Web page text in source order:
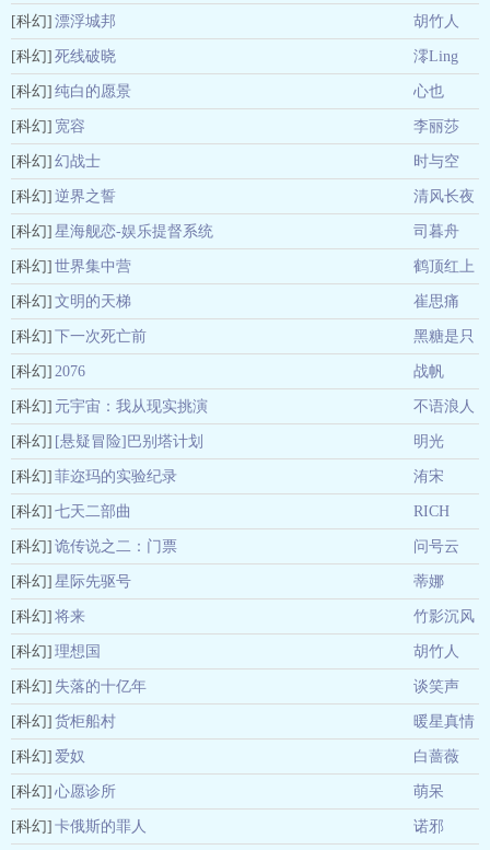
[科幻] 漂浮城邦 胡竹人
[科幻] 死线破晓 澪Ling
[科幻] 纯白的愿景 心也
[科幻] 宽容 李丽莎
[科幻] 幻战士 时与空
[科幻] 逆界之誓 清风长夜
[科幻] 星海舰恋-娱乐提督系统 司暮舟
[科幻] 世界集中营 鹤顶红上
一枝花( )
[科幻] 文明的天梯 崔思痛
[科幻] 下一次死亡前 黑糖是只
猫
[科幻] 2076 战帆
[科幻] 元宇宙：我从现实挑演
员
不语浪人
[科幻] [悬疑冒险]巴别塔计划 明光
[科幻] 菲迩玛的实验纪录 洧宋
[科幻] 七天二部曲 RICH
[科幻] 诡传说之二：门票 问号云
[科幻] 星际先驱号 蒂娜
[科幻] 将来 竹影沉风
[科幻] 理想国 胡竹人
[科幻] 失落的十亿年 谈笑声
[科幻] 货柜船村 暖星真情
人
[科幻] 爱奴 白蔷薇
[科幻] 心愿诊所 萌呆
[科幻] 卡俄斯的罪人 诺邪